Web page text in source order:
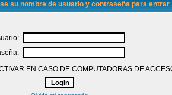
su nombre de usuario y contraseña para entrar
EN CASO DE COMPUTADORAS DE